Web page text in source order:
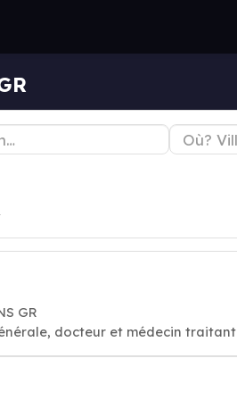
GR
docteur et médecin traitant